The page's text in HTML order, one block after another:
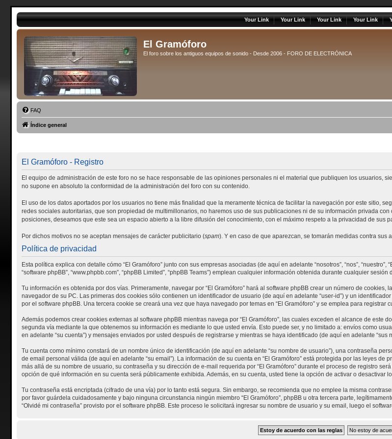
Your Link Your Link Your Link Your Link
El Gramóforo
El foro sobre los antiguos equipos de sonido - Desde 2006 - FORO DE ELECTRÓNICA
FAQ
Índice general
El Gramóforo - Registro
El equipo de administración de este foro no se hace responsable de las opiniones personales ni el material que publiquen los usuarios,
no supone en absoluto la conformidad de la administración del foro con su contenido.
El uso de los datos aportados por los usuarios no tiene más finalidad que la meramente técnica de facilitar la navegación por este sitio,
redes sociales autoritarias, que son propiedad de multimillonarios, no haremos uso de sus publicaciones ni de su información privada
posiciones, deseamos que este sea un espacio abierto a la libre difusión del conocimiento, con el máximo respeto a la privacidad de sus
Por dichos motivos no se aceptan mensajes de carácter publicitario (spam). Y en caso de que aparezcan, se tomarán medidas contra
Política de privacidad
Esta política explica con detalle cómo “El Gramóforo” junto con sus empresas asociadas (de aquí en adelante “nosotros”, “nos”, “nuestro”,
“software phpBB”, “www.phpbb.com”, “phpBB Limited”, “phpBB Teams”) emplean cualquier información obtenida durante cualquier
Tu información es obtenida por dos vías. Primeramente, navegar por “El Gramóforo” hará al software phpBB crear un número de
navegador de su PC. Las primeras dos cookies sólo contienen un identificador de usuario (de aquí en adelante “user-id”) y un
por el software phpBB. Una tercera cookie se creará una vez que haya navegado por temas en “El Gramóforo” y se emplea para
Además podemos crear cookies externas al software phpBB mientras navega por “El Gramóforo”, las cuales exceden el alcance de este
segunda vía mediante la que obtenemos su información es mediante lo que usted envía. Esto puede ser, y no limitado a: envíos como
en adelante “su cuenta”) y mensajes enviados por usted después de registrarse y mientras se haya identificado (de aquí en adelante “sus
Tu cuenta como mínimo constará de un nombre único de identificación (de aquí en adelante “su nombre de usuario”), una contraseña
de email personal válida (de aquí en adelante “su email”). La información de su cuenta en “El Gramóforo” está protegida por las leyes
más allá de su nombre de usuario, su contraseña y su dirección de e-mail requerida por “El Gramóforo” durante el proceso de registro
opción de qué información en su cuenta será públicamente exhibida. Además, en su cuenta, usted tiene la opción de activar o desactivar
Tu contraseña está encriptada (cifrado de una vía) por lo tanto está segura. Sin embargo, se recomienda que no emplee la misma
por favor guárdela cuidadosamente y bajo ninguna circunstancia ningún miembro “El Gramóforo”, phpBB u otra tercera parte,
“Olvidé mi contraseña” provisto por el software phpBB. Este proceso le solicitará ingresar su nombre de usuario y su email, luego el